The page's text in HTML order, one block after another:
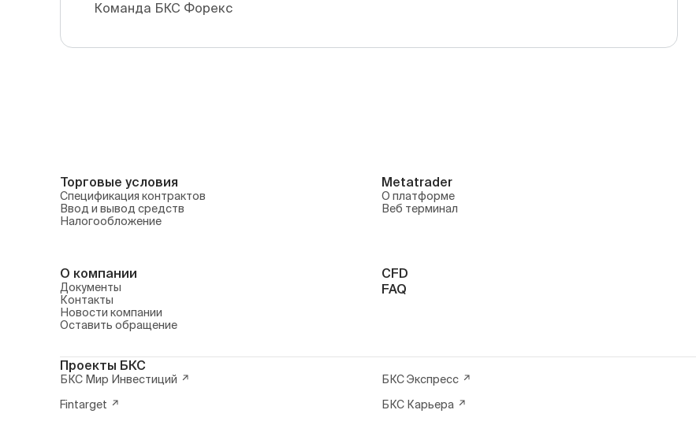
Команда БКС Форекс
Торговые условия
Спецификация контрактов
Ввод и вывод средств
Налогообложение
Metatrader
О платформе
Веб терминал
О компании
Документы
Контакты
Новости компании
Оставить обращение
CFD
FAQ
Проекты БКС
БКС Мир Инвестиций БКС Экспресс
Fintarget
БКС Карьера